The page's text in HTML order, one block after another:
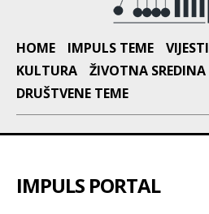
HOME IMPULS TEME VIJESTI
KULTURA
ŽIVOTNA SREDINA
DRUŠTVENE TEME
IMPULS PORTAL